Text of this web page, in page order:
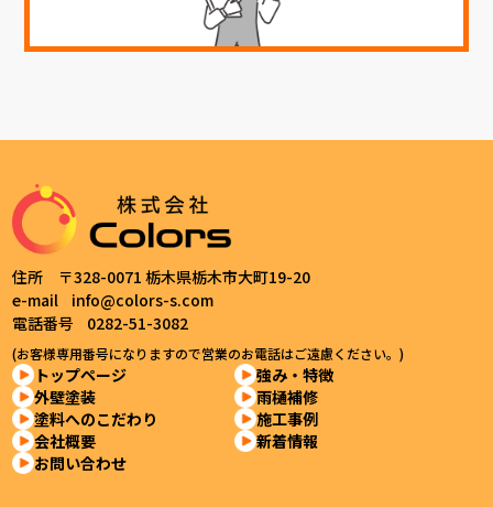
住所 〒328-0071 栃木県栃木市大町19-20
e-mail info@colors-s.com
電話番号 0282-51-3082
(お客様専用番号になりますので営業のお電話はご遠慮ください。)
トップページ
強み・特徴
外壁塗装
雨樋補修
塗料へのこだわり
施工事例
会社概要
新着情報
お問い合わせ